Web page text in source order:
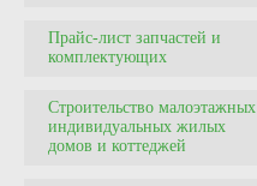
Прайс-лист запчастей и
комплектующих
Строительство малоэтажных
индивидуальных жилых
домов и коттеджей